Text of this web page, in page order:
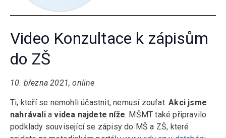
Video Konzultace k zápisům
do ZŠ
10. března 2021, online
Ti, kteří se nemohli účastnit, nemusí zoufat.Akci jsme
nahrávaliavidea najdete níže. MŠMT také připravilo
podklady související se zápisy do MŠ a ZŠ, které